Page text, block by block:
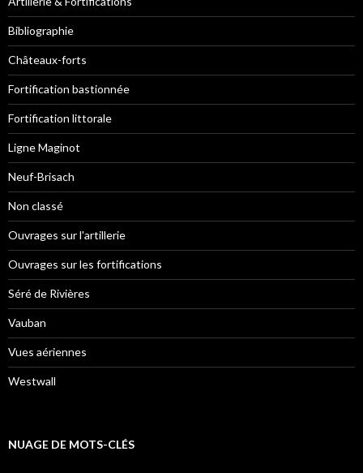
Bibliographie
Châteaux-forts
Fortification bastionnée
Fortification littorale
Ligne Maginot
Neuf-Brisach
Non classé
Ouvrages sur l'artillerie
Ouvrages sur les fortifications
Séré de Rivières
Vauban
Vues aériennes
Westwall
NUAGE DE MOTS-CLÉS